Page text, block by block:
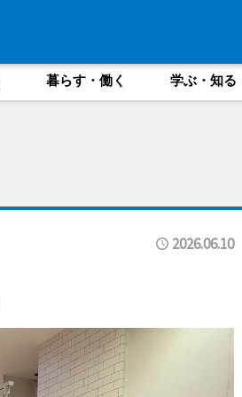
暮らす・働く 学ぶ・知る
2026.06.10